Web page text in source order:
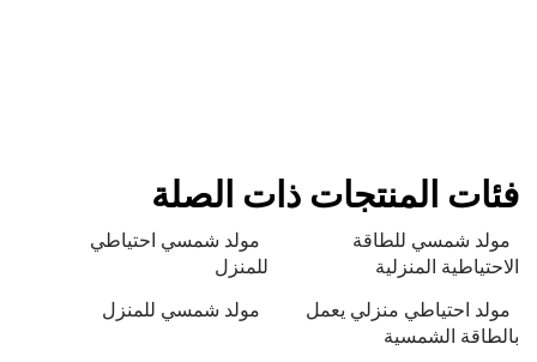
فئات المنتجات ذات الصلة
مولد شمسي للطاقة
الاحتياطية المنزلية
مولد شمسي احتياطي
للمنزل
مولد احتياطي منزلي يعمل
بالطاقة الشمسية
مولد شمسي للمنزل